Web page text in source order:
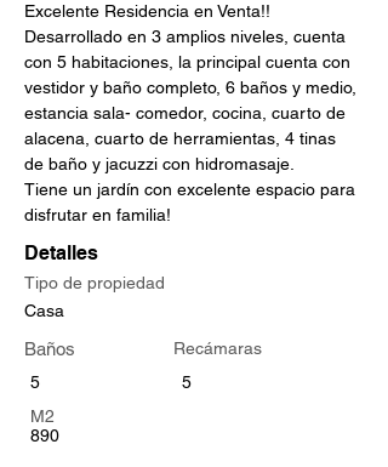
Excelente Residencia en Venta!!
Desarrollado en 3 amplios niveles, cuenta
con 5 habitaciones, la principal cuenta con
vestidor y baño completo, 6 baños y medio,
estancia sala- comedor, cocina, cuarto de
alacena, cuarto de herramientas, 4 tinas
de baño y jacuzzi con hidromasaje.
Tiene un jardín con excelente espacio para
disfrutar en familia!
Detalles
Tipo de propiedad
Casa
Baños
5
Recámaras
5
M2
890